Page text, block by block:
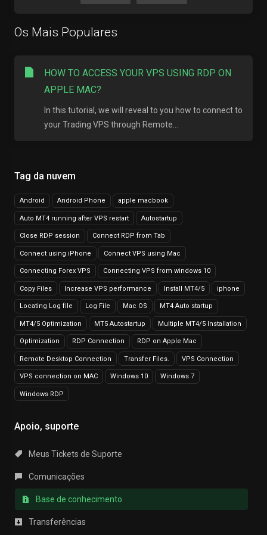
Tag da nuvem
Android Android Phone apple macbook
Auto MT4 running after VPS restart Autostartup
Close RDP session Connect RDP from Tab
Connect using iPhone Connect VPS using Mac
Connecting Forex VPS Connecting VPS from windows 10
Copy Files Increase VPS performance Install MT4/5 iphone
Locating Log file Log File Mac OS MT4 Auto startup
MT4/5 Optimization MT5 Autostartup Multiple MT4/5 Installation
Optimization RDP Connection RDP on Apple Mac
Remote Desktop Connection Transfer Files. VPS Connection
VPS connection on MAC Windows 10 Windows 7
Windows RDP
Apoio, suporte
Meus Tickets de Suporte
Comunicações
Base de conhecimento
Transferências
Os Mais Populares
HOW TO ACCESS YOUR VPS USING RDP ON
APPLE MAC?
In this tutorial, we will reveal to you how to connect to
your Trading VPS through Remote...